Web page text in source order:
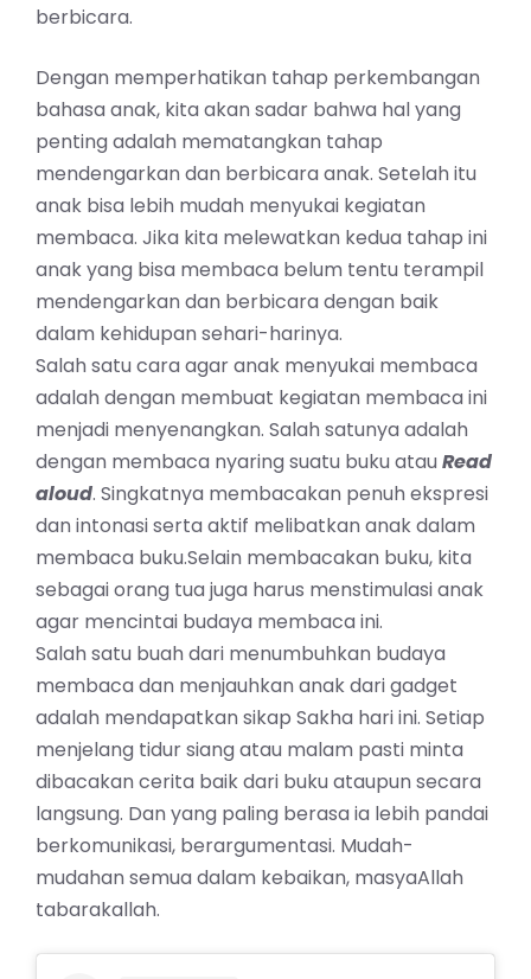
berbicara.
Dengan memperhatikan tahap perkembangan
bahasa anak, kita akan sadar bahwa hal yang
penting adalah mematangkan tahap
mendengarkan dan berbicara anak. Setelah itu
anak bisa lebih mudah menyukai kegiatan
membaca. Jika kita melewatkan kedua tahap ini
anak yang bisa membaca belum tentu terampil
mendengarkan dan berbicara dengan baik
dalam kehidupan sehari-harinya.
Salah satu cara agar anak menyukai membaca
adalah dengan membuat kegiatan membaca ini
menjadi menyenangkan. Salah satunya adalah
dengan membaca nyaring suatu buku atau Read
aloud. Singkatnya membacakan penuh ekspresi
dan intonasi serta aktif melibatkan anak dalam
membaca buku.Selain membacakan buku, kita
sebagai orang tua juga harus menstimulasi anak
agar mencintai budaya membaca ini.
Salah satu buah dari menumbuhkan budaya
membaca dan menjauhkan anak dari gadget
adalah mendapatkan sikap Sakha hari ini. Setiap
menjelang tidur siang atau malam pasti minta
dibacakan cerita baik dari buku ataupun secara
langsung. Dan yang paling berasa ia lebih pandai
berkomunikasi, berargumentasi. Mudah-
mudahan semua dalam kebaikan, masyaAllah
tabarakallah.